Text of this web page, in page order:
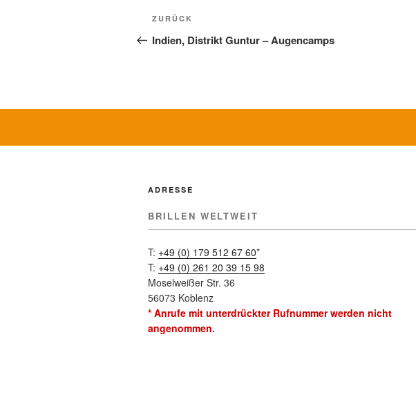
Beitragsnavigation
Vorheriger
Beitrag
ZURÜCK
Indien, Distrikt Guntur – Augencamps
ADRESSE
BRILLEN WELTWEIT
T: +49 (0) 179 512 67 60*
T: +49 (0) 261 20 39 15 98
Moselweißer Str. 36
56073 Koblenz
* Anrufe mit unterdrückter Rufnummer werden nicht
angenommen.